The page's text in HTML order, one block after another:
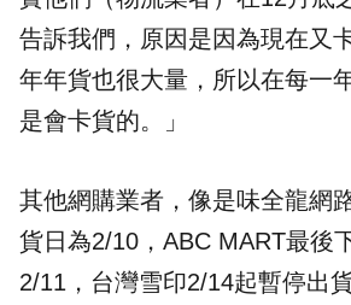
告訴我們，原因是因為現在又
年年貨也很大量，所以在每一
是會卡貨的。」
其他網購業者，像是味全龍網
貨日為2/10，ABC MART最後
2/11，台灣雪印2/14起暫停出貨